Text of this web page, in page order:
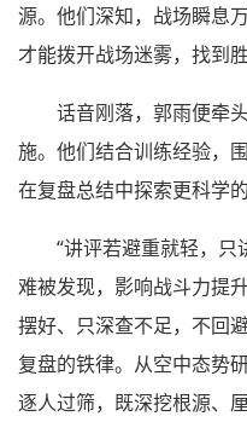
源。他们深知，战场瞬息
才能拨开战场迷雾，找到胜
话音刚落，郭雨便牵
施。他们结合训练经验，
在复盘总结中探索更科学
“讲评若避重就轻，
难被发现，影响战斗力提
摆好、只深查不足，不回
复盘的铁律。从空中态势
逐人过筛，既深挖根源、